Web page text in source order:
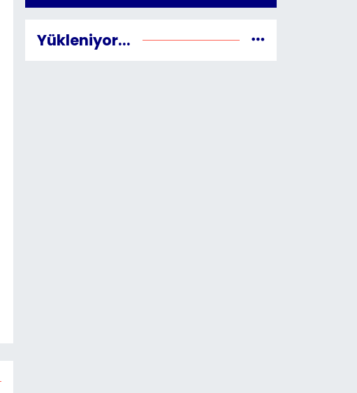
Yükleniyor...